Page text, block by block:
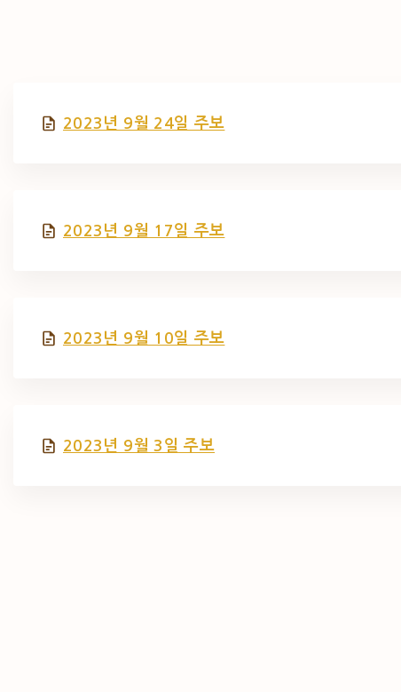
2023년 9월 24일 주보
2023년 9월 17일 주보
2023년 9월 10일 주보
2023년 9월 3일 주보